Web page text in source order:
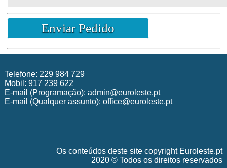
Telefone: 229 984 729
Mobil: 917 239 622
E-mail (Programação):admin@euroleste.pt
E-mail (Qualquer assunto):office@euroleste.pt
Os conteúdos deste site copyright Euroleste.pt
2020 © Todos os direitos reservados